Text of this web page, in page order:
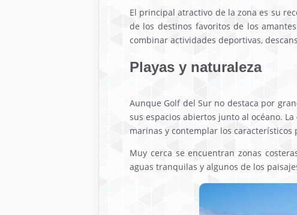
El principal atractivo de la zona es su
de los destinos favoritos de los
combinar actividades deportivas,
Playas y naturaleza
Aunque Golf del Sur no destaca por
sus espacios abiertos junto al océano.
marinas y contemplar los característicos
Muy cerca se encuentran zonas
aguas tranquilas y algunos de los